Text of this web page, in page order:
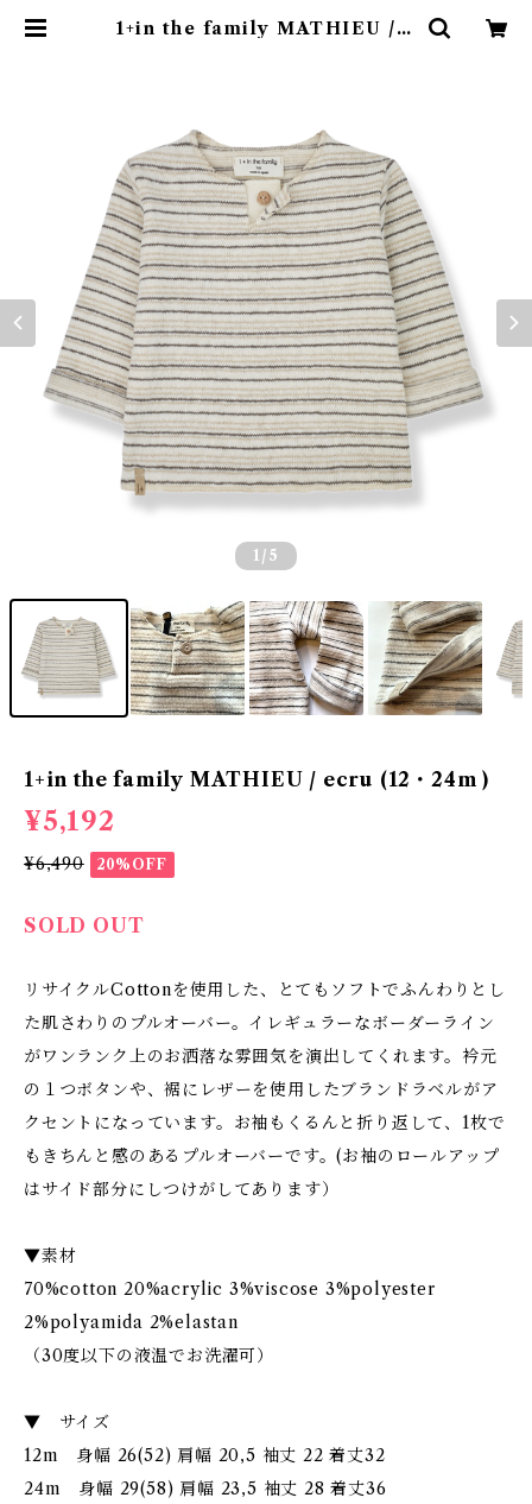
1+in the family MATHIEU / e
1 /5
1+in the family MATHIEU / ecru (12・24m )
¥5,192
¥6,490 20%OFF
SOLD OUT
リサイクルCottonを使用した、とてもソフトでふんわりとし
た肌さわりのプルオーバー。イレギュラーなボーダーライン
がワンランク上のお洒落な雰囲気を演出してくれます。衿元
の１つボタンや、裾にレザーを使用したブランドラベルがア
クセントになっています。お袖もくるんと折り返して、1枚で
もきちんと感のあるプルオーバーです。(お袖のロールアップ
はサイド部分にしつけがしてあります）
▼素材
70%cotton 20%acrylic 3%viscose 3%polyester
2%polyamida 2%elastan
（30度以下の液温でお洗濯可）
▼ サイズ
12m 身幅 26(52) 肩幅 20,5 袖丈 22 着丈32
24m 身幅 29(58) 肩幅 23,5 袖丈 28 着丈36